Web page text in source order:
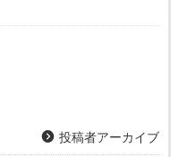
投稿者アーカイブ